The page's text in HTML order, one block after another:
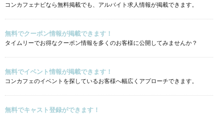
コンカフェナビなら無料掲載でも、アルバイト求人情報が掲載できます。
無料でクーポン情報が掲載できます！
タイムリーでお得なクーポン情報を多くのお客様に公開してみませんか？
無料でイベント情報が掲載できます！
コンカフェのイベントを探しているお客様へ幅広くアプローチできます。
無料でキャスト登録ができます！